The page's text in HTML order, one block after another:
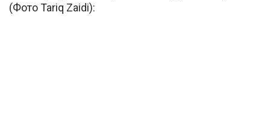
(Фото Tariq Zaidi):